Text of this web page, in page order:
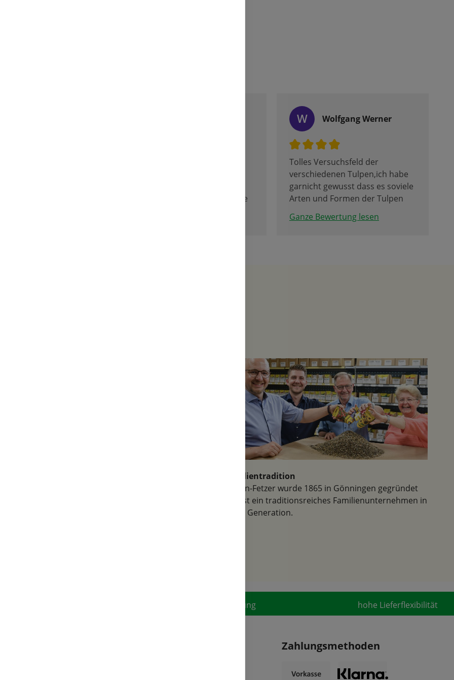
sind sehr nette
immer bemüht sind
zu helfen.
an Samen und
lesen
Auswahl! Wir freuen uns auf die
W Wolfgang Werner
Tolles Versuchsfeld der
verschiedenen Tulpen,ich habe
garnicht gewusst dass es soviele
Arten und Formen der Tulpen
und andere Blumen gibt.
Ganze Bewertung lesen
6. Generation
Familientradition
Samen-Fetzer wurde 1865 in Gönningen gegründet
und ist ein traditionsreiches Familienunternehmen in
der 6. Generation.
Service langjährige Branchenerfahrung hohe Lieferflexibilität
erreichbar unter:
0
Zahlungsmethoden